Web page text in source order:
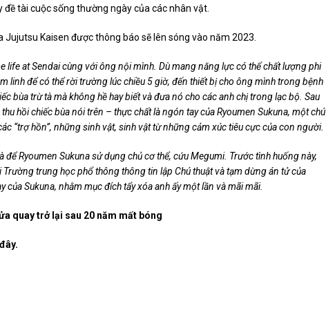
tài cuộc sống thường ngày của các nhân vật.
Kaisen được thông báo sẽ lên sóng vào năm 2023.
life at Sendai cùng với ông nội mình. Dù mang năng lực có thể chất lượng phi
linh để có thể rời trường lúc chiều 5 giờ, đến thiết bị cho ông mình trong bệnh
bùa trừ tà mà không hề hay biết và đưa nó cho các anh chị trong lạc bộ. Sau
hồi chiếc bùa nói trên – thực chất là ngón tay của Ryoumen Sukuna, một chú
“trợ hồn”, những sinh vật, sinh vật từ những cảm xúc tiêu cực của con người.
Ryoumen Sukuna sử dụng chủ cơ thể, cứu Megumi. Trước tình huống này,
trung học phổ thông thông tin lập Chú thuật và tạm dừng án tử của
Sukuna, nhằm mục đích tẩy xóa anh ấy một lần và mãi mãi.
quay trở lại sau 20 năm mất bóng